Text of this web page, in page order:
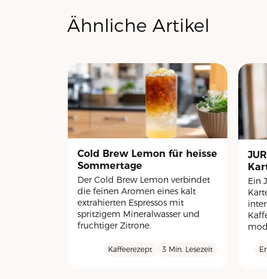
Ähnliche Artikel
Cold Brew Lemon für heisse
Sommertage
Der Cold Brew Lemon verbindet
die feinen Aromen eines kalt
extrahierten Espressos mit
spritzigem Mineralwasser und
fruchtiger Zitrone.
Kaffeerezept 3 Min. Lesezeit
Ein